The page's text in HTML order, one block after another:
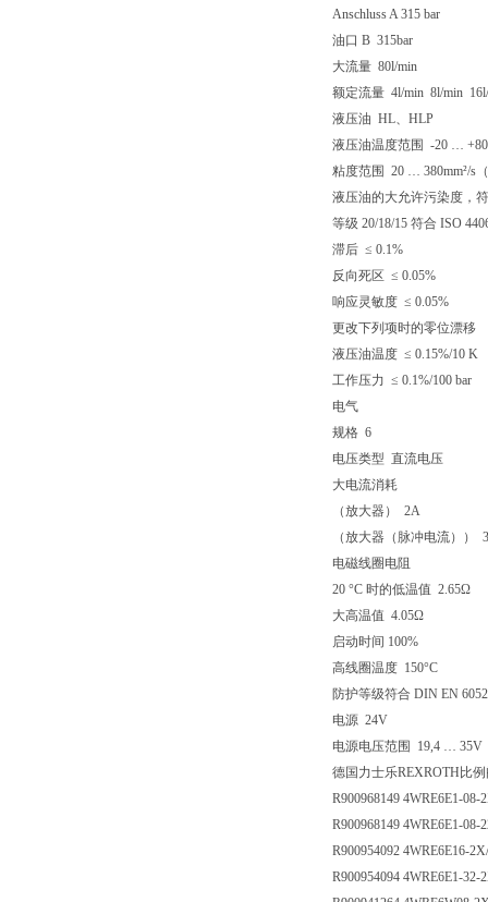
Anschluss A 315 bar
油口 B 315bar
大流量 80l/min
额定流量 4l/min 8l/min
液压油 HL、HLP
液压油温度范围 -20 …
粘度范围 20 … 380mm²/s
液压油的大允许污染度，
等级 20/18/15 符合 ISO
滞后 ≤ 0.1%
反向死区 ≤ 0.05%
响应灵敏度 ≤ 0.05%
更改下列项时的零位漂移
液压油温度 ≤ 0.15%/10 K
工作压力 ≤ 0.1%/100 bar
电气
规格 6
电压类型 直流电压
大电流消耗
（放大器） 2A
（放大器（脉冲电流））
电磁线圈电阻
20 °C 时的低温值 2.65Ω
大高温值 4.05Ω
启动时间 100%
高线圈温度 150°C
防护等级符合 DIN EN
电源 24V
电源电压范围 19,4 … 35V
德国力士乐REXROTH比
R900968149 4WRE6E1-
R900968149 4WRE6E1-08-
R900954092 4WRE6E16-
R900954094 4WRE6E1-